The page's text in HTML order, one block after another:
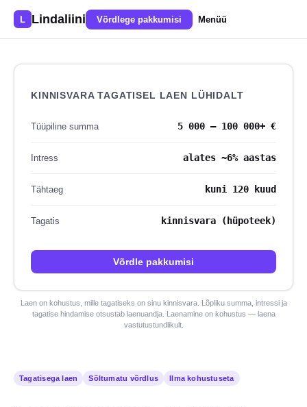
L Lindaliini Võrdlege pakkumisi Menüü
Tagatisega laen Sõltumatu võrdlus Ilma kohustuseta
KINNISVARA TAGATISEL LAEN LÜHIDALT
Tüüpiline summa 5 000 – 100 000+ €
Intress alates ~6% aastas
Tähtaeg kuni 120 kuud
Tagatis kinnisvara (hüpoteek)
Võrdle pakkumisi
Laen on kohustus, mille tagatiseks on sinu kinnisvara. Lõpliku summa, intressi ja
tagatise hindamise otsustab laenuandja. Laenamine on kohustus — laena
vastutustundlikult.